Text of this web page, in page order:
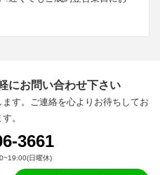
にお問い合わせ下さい
す。ご連絡を心よりお待ちしてお
。
3661
日曜休)